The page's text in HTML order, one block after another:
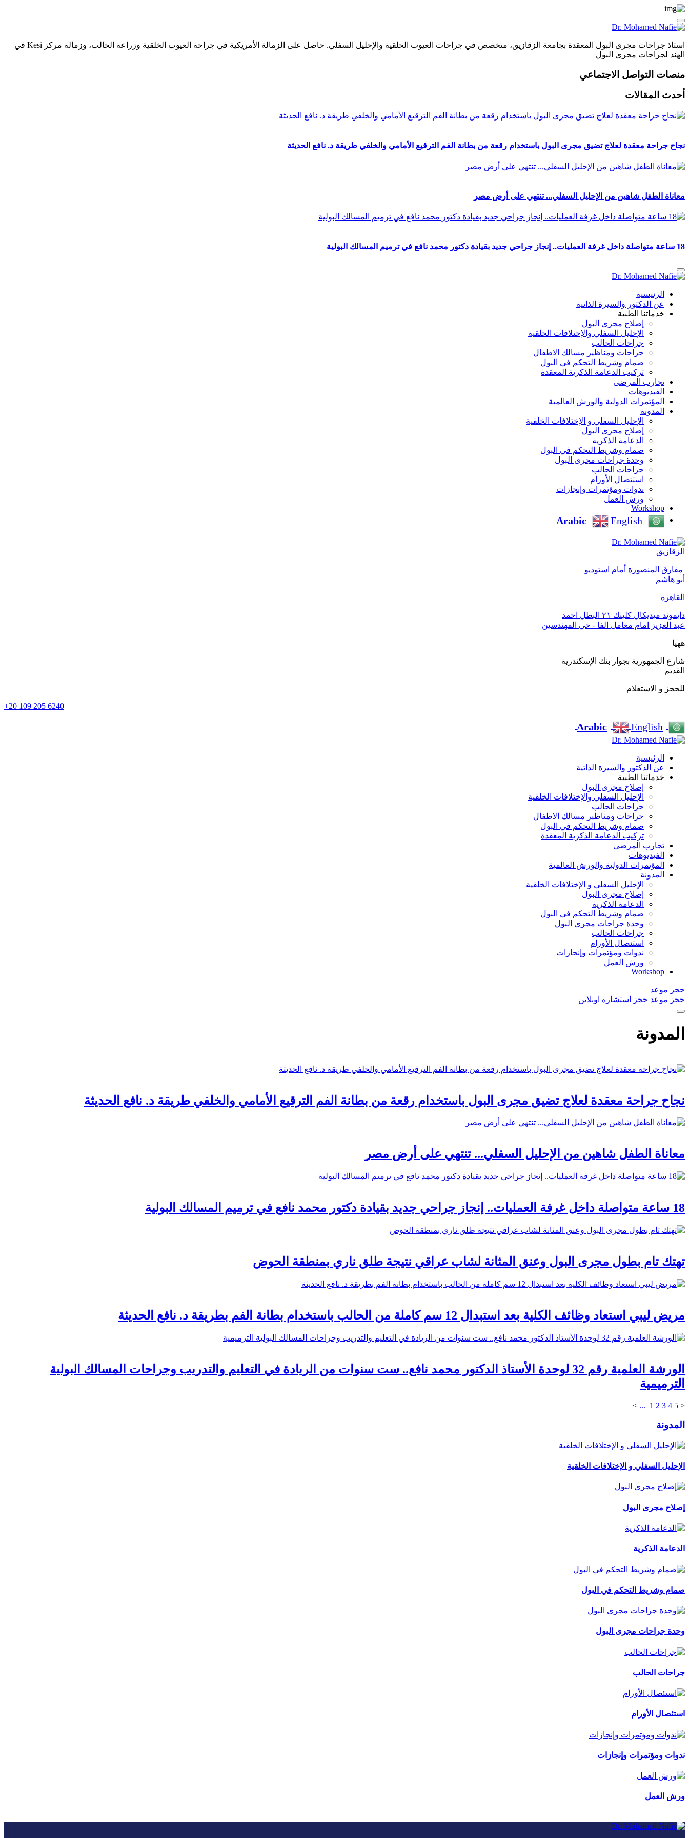
استاذ جراحات مجرى البول المعقدة بجامعة الزقازيق، متخصص في جراحات العيوب الخلقية والإحليل السفلي. حاصل على الزمالة الأمريكية في جراحة العيوب الخلقية وزراعة الحالب، وزمالة مركز Kesi في
الهند لجراحات مجرى البول
منصات التواصل الاجتماعي
أحدث المقالات
نجاح جراحة معقدة لعلاج تضيق مجرى البول باستخدام رقعة من بطانة الفم الترقيع الأمامي والخلفي طريقة د. نافع الحديثة
معاناة الطفل شاهين من الإحليل السفلي... تنتهي على أرض مصر
18 ساعة متواصلة داخل غرفة العمليات.. إنجاز جراحي جديد بقيادة دكتور محمد نافع في ترميم المسالك البولية
الرئيسية
عن الدكتور والسيرة الذاتية
خدماتنا الطبية
إصلاح مجرى البول
الإحليل السفلي والإختلافات الخلقية
جراحات الحالب
جراحات ومناظير مسالك الاطفال
صمام وشريط التحكم في البول
تركيب الدعامة الذكرية المعقدة
تجارب المرضى
الفيديوهات
المؤتمرات الدولية والورش العالمية
المدونة
الإحليل السفلي و الإختلافات الخلقية
إصلاح مجرى البول
الدعامة الذكرية
صمام وشريط التحكم في البول
وحدة جراحات مجرى البول
جراحات الحالب
استئصال الأورام
ندوات ومؤتمرات وإنجازات
ورش العمل
Workshop
Arabic English
الزقازيق
‏ مفارق المنصورة أمام استوديو
أبو هاشم
القاهرة
دايموند ميديكال كلينك ٢١ البطل احمد
عبد العزيز امام معامل الفا - حي المهندسين
ههيا
شارع الجمهورية بجوار بنك الإسكندرية
القديم
للحجز و الاستعلام
+20 109 205 6240
Arabic English
الرئيسية
عن الدكتور والسيرة الذاتية
خدماتنا الطبية
إصلاح مجرى البول
الإحليل السفلي والإختلافات الخلقية
جراحات الحالب
جراحات ومناظير مسالك الاطفال
صمام وشريط التحكم في البول
تركيب الدعامة الذكرية المعقدة
تجارب المرضى
الفيديوهات
المؤتمرات الدولية والورش العالمية
المدونة
الإحليل السفلي و الإختلافات الخلقية
إصلاح مجرى البول
الدعامة الذكرية
صمام وشريط التحكم في البول
وحدة جراحات مجرى البول
جراحات الحالب
استئصال الأورام
ندوات ومؤتمرات وإنجازات
ورش العمل
Workshop
حجز موعد
حجز موعد حجز استشارة اونلاين
المدونة
نجاح جراحة معقدة لعلاج تضيق مجرى البول باستخدام رقعة من بطانة الفم الترقيع الأمامي والخلفي طريقة د. نافع الحديثة
معاناة الطفل شاهين من الإحليل السفلي... تنتهي على أرض مصر
18 ساعة متواصلة داخل غرفة العمليات.. إنجاز جراحي جديد بقيادة دكتور محمد نافع في ترميم المسالك البولية
تهتك تام بطول مجرى البول وعنق المثانة لشاب عراقي نتيجة طلق ناري بمنطقة الحوض
مريض ليبي استعاد وظائف الكلية بعد استبدال 12 سم كاملة من الحالب باستخدام بطانة الفم بطريقة د. نافع الحديثة
الورشة العلمية رقم 32 لوحدة الأستاذ الدكتور محمد نافع.. ست سنوات من الريادة في التعليم والتدريب وجراحات المسالك البولية
الترميمية
<
1 2 3 4 5
...
>
المدونة
الإحليل السفلي و الإختلافات الخلقية
إصلاح مجرى البول
الدعامة الذكرية
صمام وشريط التحكم في البول
وحدة جراحات مجرى البول
جراحات الحالب
استئصال الأورام
ندوات ومؤتمرات وإنجازات
ورش العمل